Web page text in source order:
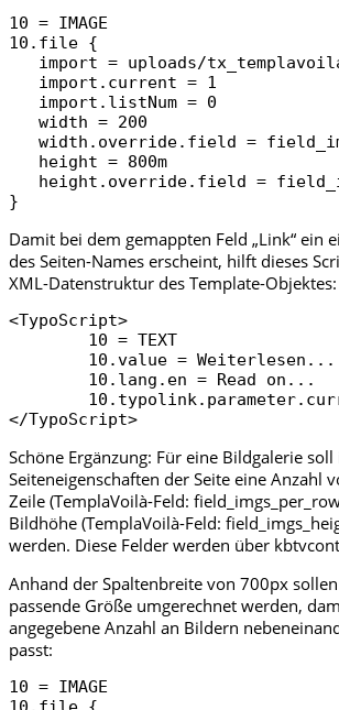
10 = IMAGE
10.file {
import = uploads/
   import.current = 1
   import.listNum = 0
   width = 200
width.override.field =
   height = 800m
height.override.field =
Damit bei dem gemappten Feld „Link“ ein
des Seiten-Names erscheint, hilft dieses
XML-Datenstruktur des Template-Objektes:
<TypoScript>
</TypoScript>
Schöne Ergänzung: Für eine Bildgalerie soll
Seiteneigenschaften der Seite eine Anzahl
Zeile (TemplaVoilà-Feld:
Bildhöhe (TemplaVoilà-Feld:
werden. Diese Felder werden über
Anhand der Spaltenbreite von 700px
passende Größe umgerechnet werden,
angegebene Anzahl an Bildern
passt:
10 = IMAGE